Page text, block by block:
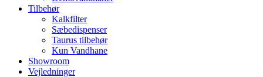
Tilbehør
Kalkfilter
Sæbedispenser
Taurus tilbehør
Kun Vandhane
Showroom
Vejledninger